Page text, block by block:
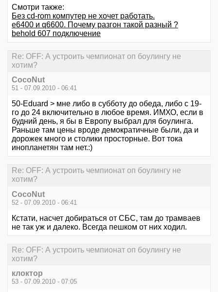
Смотри также:
Без cd-rom компутер не хочет работать.
е6400 и q6600. Почему разгон такой разный ?
behold 607 подключение
Re: OFF: А устроить чемпионат оп боулингу не
хотим?
CocoNut
51 - 07.09.2010 - 06:41
50-Eduard > мне либо в субботу до обеда, либо с 19-
го до 24 включительно в любое время. ИМХО, если в
будний день, я бы в Европу выбрал для боулинга.
Раньше там цены вроде демократичные были, да и
дорожек много и столики просторные. Вот тока
инопланетян там нет.:)
Re: OFF: А устроить чемпионат оп боулингу не
хотим?
CocoNut
52 - 07.09.2010 - 06:41
Кстати, насчет добираться от СБС, там до трамваев
не так уж и далеко. Всегда пешком от них ходил.
Re: OFF: А устроить чемпионат оп боулингу не
хотим?
клоктор
53 - 07.09.2010 - 07:05